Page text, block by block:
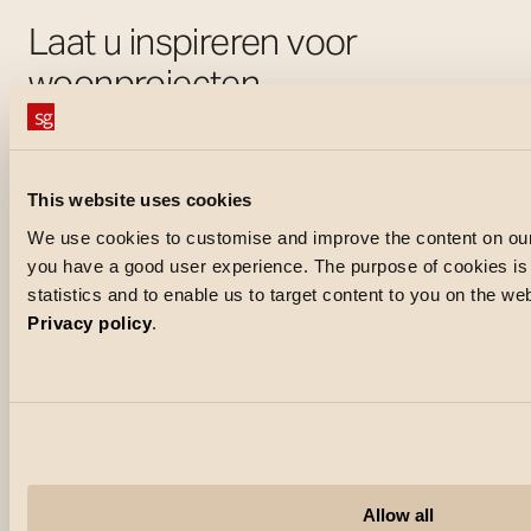
This website uses cookies
We use cookies to customise and improve the content on
you have a good user experience. The purpose of cookies
statistics and to enable us to target content to you on the
Privacy policy.
Allow all
Laat u inspireren voor
woonprojecten